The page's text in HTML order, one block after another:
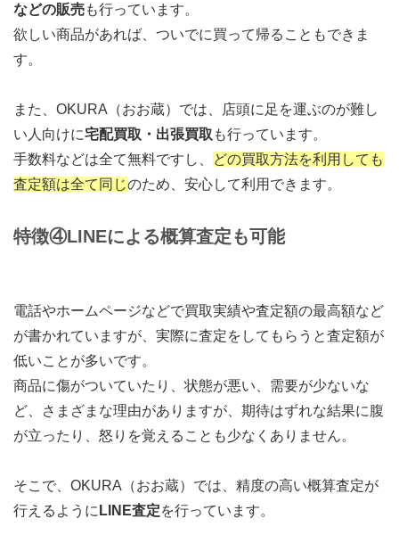
などの販売も行っています。
欲しい商品があれば、ついでに買って帰ることもできま
す。
また、OKURA（おお蔵）では、店頭に足を運ぶのが難し
い人向けに宅配買取・出張買取 も行っています。
手数料などは全て無料ですし、
どの買取方法を利用しても
査定額は全て同じのため、安心して利用できます。
特徴④LINEによる概算査定も可能
電話やホームページなどで買取実績や査定額の最高額など
が書かれていますが、実際に査定をしてもらうと査定額が
低いことが多いです。
商品に傷がついていたり、状態が悪い、需要が少ないな
ど、さまざまな理由がありますが、期待はずれな結果に腹
が立ったり、怒りを覚えることも少なくありません。
そこで、OKURA（おお蔵）では、精度の高い概算査定が
行えるように LINE査定を行っています。